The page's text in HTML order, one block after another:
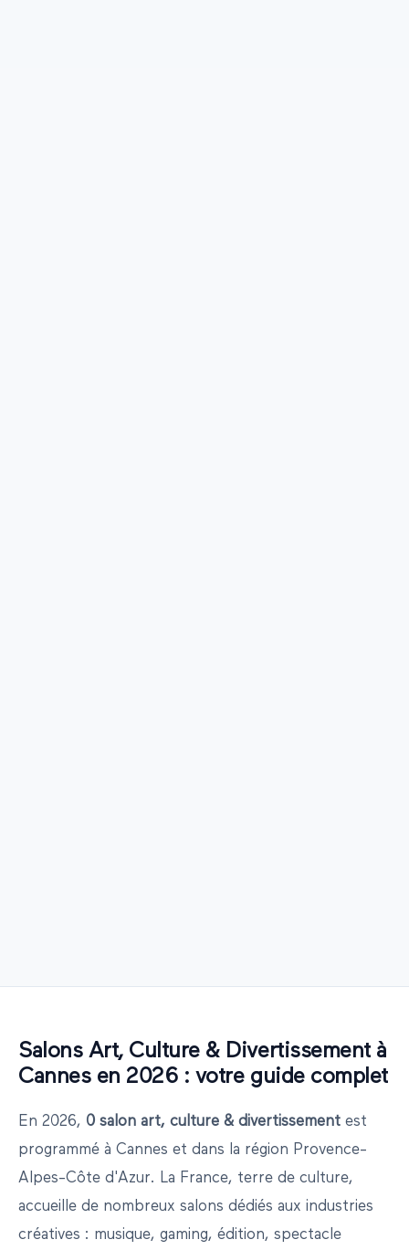
Salons Art, Culture & Divertissementà
Cannesen 2026: votre guide complet
En 2026, 0 salon art, culture & divertissement est
programmé à Cannes et dans la région Provence-
Alpes-Côte d'Azur. La France, terre de culture,
accueille de nombreux salons dédiés aux industries
créatives : musique, gaming, édition, spectacle